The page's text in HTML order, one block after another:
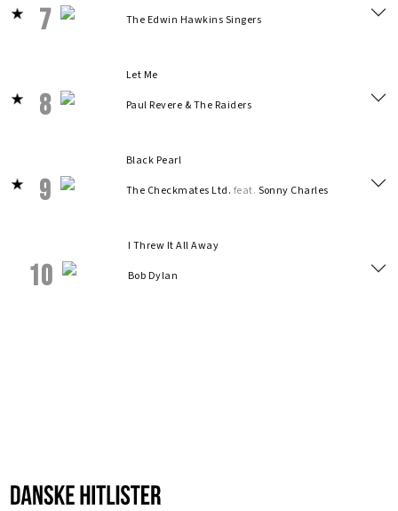
7
The Edwin Hawkins Singers
8
Let Me
Paul Revere & The Raiders
9
Black Pearl
The Checkmates Ltd. feat. Sonny Charles
10
I Threw It All Away
Bob Dylan